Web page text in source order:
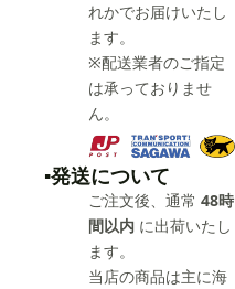
れかでお届けいたし
ます。
※配送業者のご指定
は承っておりませ
ん。
▪️発送について
ご注文後、通常 48時
間以内 に出荷いたし
ます。
当店の商品は主に海